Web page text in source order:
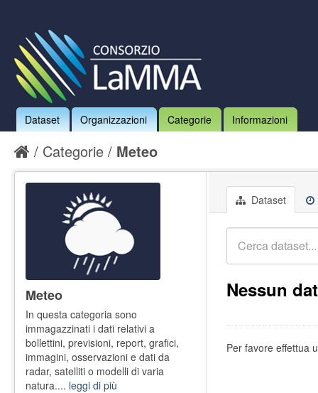
Dataset Organizzazioni Categorie Informazioni
Categorie Meteo
Dataset
Nessun
Per favore effettua
Meteo
In questa categoria sono
immagazzinati i dati relativi a
bollettini, previsioni, report, grafici,
immagini, osservazioni e dati da
radar, satelliti o modelli di varia
natura.... leggi di più